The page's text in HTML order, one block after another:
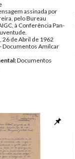
assinada por
pelo Bureau
à Conferência Pan-
26 de Abril de 1962
Documentos Amílcar
Documentos